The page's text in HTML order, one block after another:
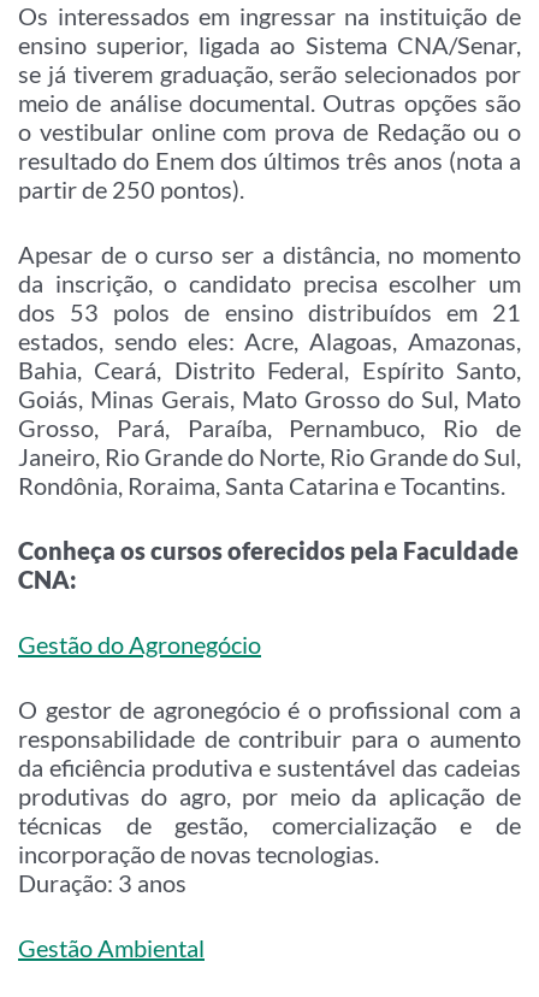
Os interessados em ingressar na instituição de
ensino superior, ligada ao Sistema CNA/Senar,
se já tiverem graduação, serão selecionados por
meio de análise documental. Outras opções são
o vestibular online com prova de Redação ou o
resultado do Enem dos últimos três anos (nota a
partir de 250 pontos).
Apesar de o curso ser a distância, no momento
da inscrição, o candidato precisa escolher um
dos 53 polos de ensino distribuídos em 21
estados, sendo eles: Acre, Alagoas, Amazonas,
Bahia, Ceará, Distrito Federal, Espírito Santo,
Goiás, Minas Gerais, Mato Grosso do Sul, Mato
Grosso, Pará, Paraíba, Pernambuco, Rio de
Janeiro, Rio Grande do Norte, Rio Grande do Sul,
Rondônia, Roraima, Santa Catarina e Tocantins.
Conheça os cursos oferecidos pela Faculdade
CNA:
Gestão do Agronegócio
O gestor de agronegócio é o profissional com a
responsabilidade de contribuir para o aumento
da eficiência produtiva e sustentável das cadeias
produtivas do agro, por meio da aplicação de
técnicas de gestão, comercialização e de
incorporação de novas tecnologias.
Duração: 3 anos
Gestão Ambiental